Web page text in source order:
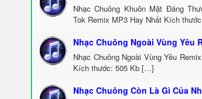
Nhạc Chuông Khuôn Mặt Đáng
Tok Remix MP3 Hay Nhất Kích
Nhạc Chuông Ngoài Vùng Yêu
Nhạc Chuông Ngoài Vùng Yêu
Kích thước: 505 Kb […]
Nhạc Chuông Còn Là Gì Của